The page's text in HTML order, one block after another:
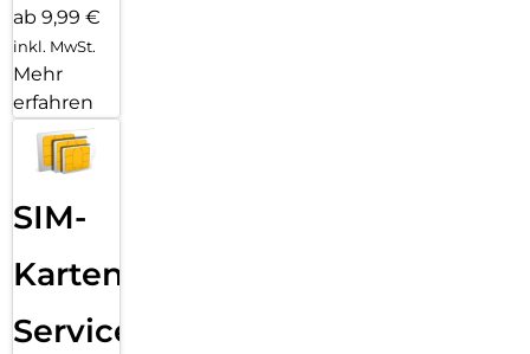
ab 9,99 €
inkl. MwSt.
Mehr
erfahren
SIM-
Karten
Service: